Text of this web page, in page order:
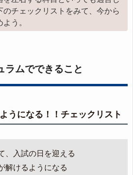
のチェックリストをみて、今から
う。
ラムでできること
うになる！！チェックリスト
、入試の日を迎える
解けるようになる